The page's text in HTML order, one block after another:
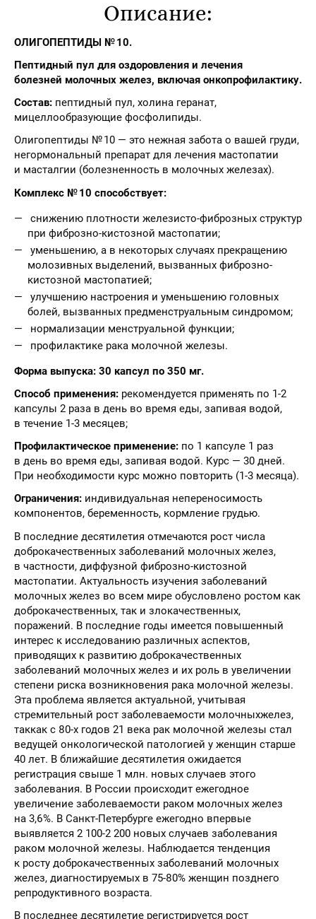
Описание:
ОЛИГОПЕПТИДЫ № 10.
Пептидный пул для оздоровления и лечения
болезней молочных желез, включая онкопрофилактику.
Состав: пептидный пул, холина геранат,
мицеллообразующие фосфолипиды.
Олигопептиды № 10 — это нежная забота о вашей груди,
негормональный препарат для лечения мастопатии
и масталгии (болезненность в молочных железах).
Комплекс № 10 способствует:
снижению плотности железисто-фиброзных структур
при фиброзно-кистозной мастопатии;
уменьшению, а в некоторых случаях прекращению
молозивных выделений, вызванных фиброзно-
кистозной мастопатией;
улучшению настроения и уменьшению головных
болей, вызванных предменструальным синдромом;
нормализации менструальной функции;
профилактике рака молочной железы.
Форма выпуска: 30 капсул по 350 мг.
Способ применения: рекомендуется применять по 1-2
капсулы 2 раза в день во время еды, запивая водой,
в течение 1-3 месяцев;
Профилактическое применение: по 1 капсуле 1 раз
в день во время еды, запивая водой. Курс — 30 дней.
При необходимости курс можно повторить (1-3 месяца).
Ограничения: индивидуальная непереносимость
компонентов, беременность, кормление грудью.
В последние десятилетия отмечаются рост числа
доброкачественных заболеваний молочных желез,
в частности, диффузной фиброзно-кистозной
мастопатии. Актуальность изучения заболеваний
молочных желез во всем мире обусловлено ростом как
доброкачественных, так и злокачественных,
поражений. В последние годы имеется повышенный
интерес к исследованию различных аспектов,
приводящих к развитию доброкачественных
заболеваний молочных желез и их роль в увеличении
степени риска возникновения рака молочной железы.
Эта проблема является актуальной, учитывая
стремительный рост заболеваемости молочныхжелез,
таккак с 80-х годов 21 века рак молочной железы стал
ведущей онкологической патологией у женщин старше
40 лет. В ближайшие десятилетия ожидается
регистрация свыше 1 млн. новых случаев этого
заболевания. В России происходит ежегодное
увеличение заболеваемости раком молочных желез
на 3,6%. В Санкт-Петербурге ежегодно впервые
выявляется 2 100-2 200 новых случаев заболевания
раком молочной железы. Наблюдается тенденция
к росту доброкачественных заболеваний молочных
желез, диагностируемых в 75-80% женщин позднего
репродуктивного возраста.
В последнее десятилетие регистрируется рост